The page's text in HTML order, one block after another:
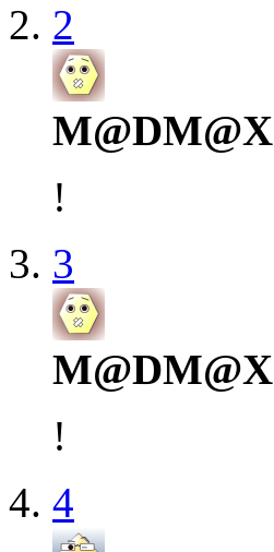
2
M@DM@X
!
3
M@DM@X
!
4